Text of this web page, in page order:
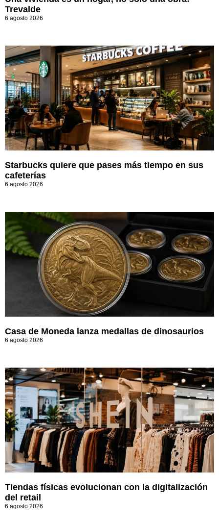
Trevalde
6 agosto 2026
Starbucks quiere que pases más tiempo en sus
cafeterías
6 agosto 2026
Casa de Moneda lanza medallas de dinosaurios
6 agosto 2026
Tiendas físicas evolucionan con la digitalización
del retail
6 agosto 2026